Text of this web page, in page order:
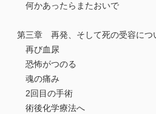
何かあったらまたおいで
第三章 再発、そして死の受容につ
再び血尿
恐怖がつのる
魂の痛み
2回目の手術
術後化学療法へ